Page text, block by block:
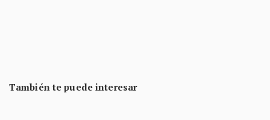
También te puede interesar